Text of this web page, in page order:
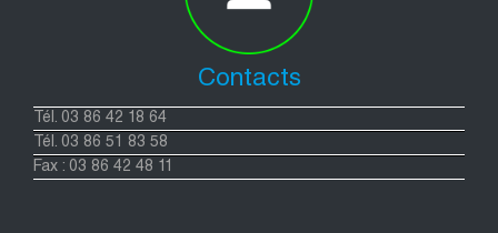
Contacts
Tél. 03 86 42 18 64
Tél. 03 86 51 83 58
Fax : 03 86 42 48 11